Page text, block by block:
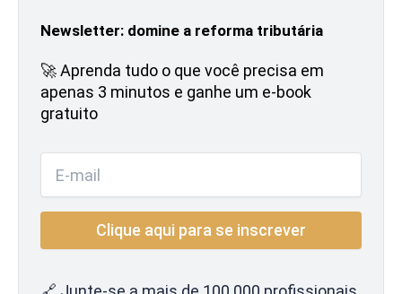
Newsletter: domine a reforma tributária
🚀 Aprenda tudo o que você precisa em
apenas 3 minutos e ganhe um e-book
gratuito